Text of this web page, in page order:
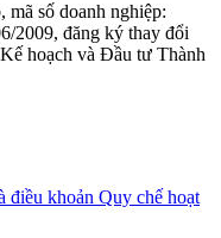
mã số doanh nghiệp:
2009, đăng ký thay đổi
hoạch và Đầu tư Thành
điều khoản Quy chế hoạt